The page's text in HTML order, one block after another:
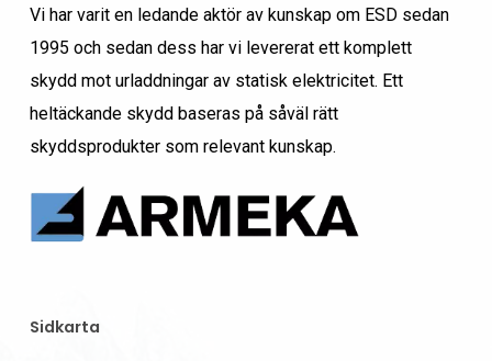
Vi har varit en ledande aktör av kunskap om ESD sedan
1995 och sedan dess har vi levererat ett komplett
skydd mot urladdningar av statisk elektricitet. Ett
heltäckande skydd baseras på såväl rätt
skyddsprodukter som relevant kunskap.
Sidkarta